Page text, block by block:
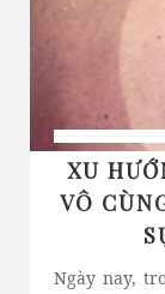
XU
VÔ
Ngày nay,